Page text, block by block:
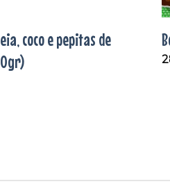
coco e pepitas de